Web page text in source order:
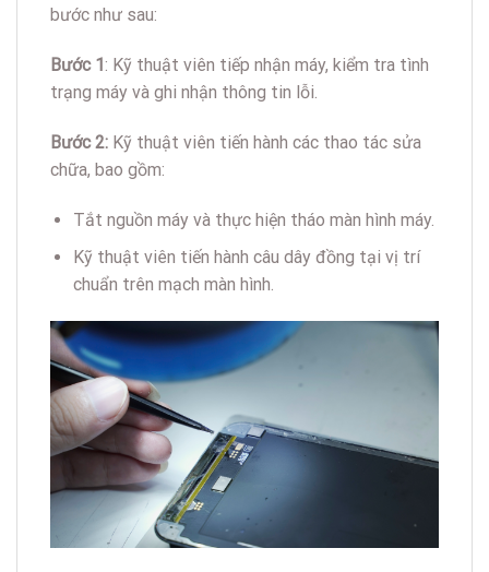
bước như sau:
Bước 1: Kỹ thuật viên tiếp nhận máy, kiểm tra tình
trạng máy và ghi nhận thông tin lỗi.
Bước 2: Kỹ thuật viên tiến hành các thao tác sửa
chữa, bao gồm:
Tắt nguồn máy và thực hiện tháo màn hình máy.
Kỹ thuật viên tiến hành câu dây đồng tại vị trí
chuẩn trên mạch màn hình.